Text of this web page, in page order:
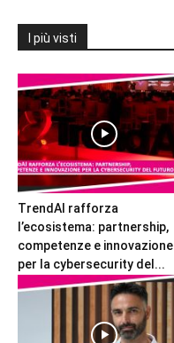
I più visti
TrendAI rafforza
l’ecosistema: partnership,
competenze e innovazione
per la cybersecurity del...